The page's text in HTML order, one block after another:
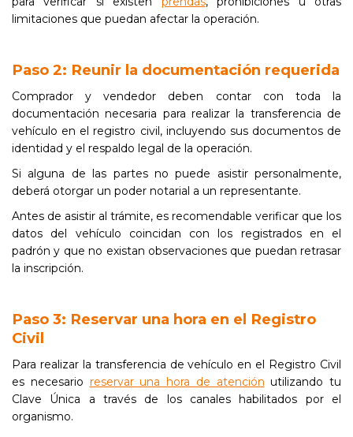
limitaciones que puedan afectar la operación.
Paso 2: Reunir la documentación requerida
Comprador y vendedor deben contar con toda la
documentación necesaria para realizar la transferencia de
vehículo en el registro civil, incluyendo sus documentos de
identidad y el respaldo legal de la operación.
Si alguna de las partes no puede asistir personalmente,
deberá otorgar un poder notarial a un representante.
Antes de asistir al trámite, es recomendable verificar que los
datos del vehículo coincidan con los registrados en el
padrón y que no existan observaciones que puedan retrasar
la inscripción.
Paso 3: Reservar una hora en el Registro
Civil
Para realizar la transferencia de vehículo en el Registro Civil
es necesario reservar una hora de atención utilizando tu
Clave Única a través de los canales habilitados por el
organismo.